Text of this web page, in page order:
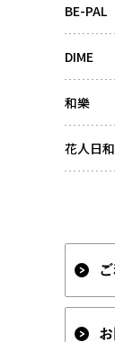
BE-PAL
DIME
和樂
花人日和